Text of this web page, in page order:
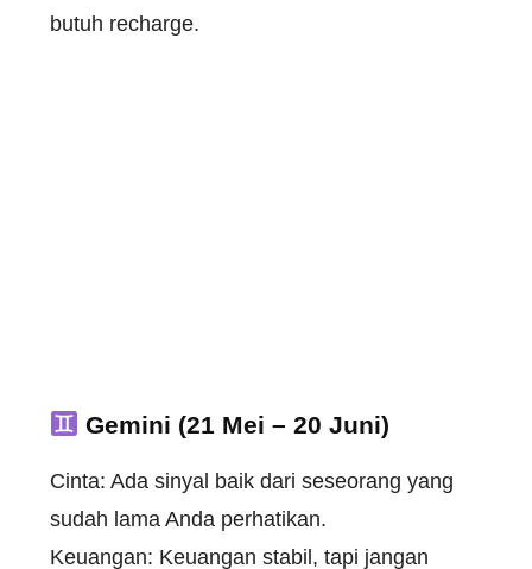
butuh recharge.
Gemini (21 Mei – 20 Juni)
Cinta: Ada sinyal baik dari seseorang yang
sudah lama Anda perhatikan.
Keuangan: Keuangan stabil, tapi jangan